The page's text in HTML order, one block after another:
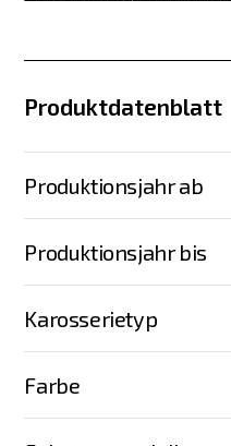
Produktdatenblatt
Produktionsjahr ab
Produktionsjahr bis
Karosserietyp
Farbe